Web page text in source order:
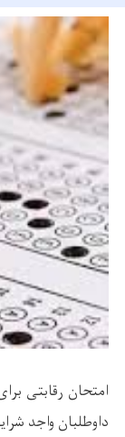
امتحان رقابتی
داوطلبان واجد